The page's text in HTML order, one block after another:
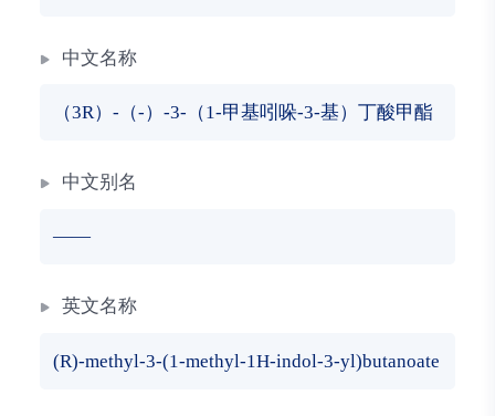
中文名称
（3R）-（-）-3-（1-甲基吲哚-3-基）丁酸甲酯
中文别名
——
英文名称
(R)-methyl-3-(1-methyl-1H-indol-3-yl)butanoate